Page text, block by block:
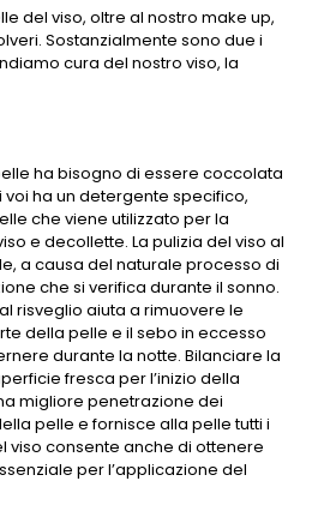
del viso, oltre al nostro make up,
Sostanzialmente sono due i
cura del nostro viso, la
ha bisogno di essere coccolata
ha un detergente specifico,
che viene utilizzato per la
e decollette. La pulizia del viso al
a causa del naturale processo di
che si verifica durante il sonno.
risveglio aiuta a rimuovere le
della pelle e il sebo in eccesso
durante la notte. Bilanciare la
fresca per l’inizio della
migliore penetrazione dei
pelle e fornisce alla pelle tutti i
viso consente anche di ottenere
per l’applicazione del